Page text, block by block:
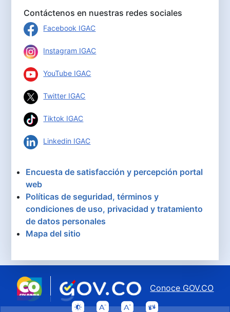
Contáctenos en nuestras redes sociales
Facebook IGAC
Instagram IGAC
YouTube IGAC
Twitter IGAC
Tiktok IGAC
Linkedin IGAC
Encuesta de satisfacción y percepción portal
web
Políticas de seguridad, términos y
condiciones de uso, privacidad y tratamiento
de datos personales
Mapa del sitio
Conoce GOV.CO
aquí